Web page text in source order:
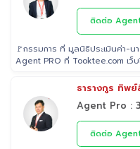
ติดต่อ
🚩กรรมการ ที่ มูลนิธิประเมินค่า-นายหน้าแห่ง
Agent PRO ที่ Tooktee.com เว็
อสังหาริมทรัพย์ไทย 🚩 Property Consultant ที่ Tooktee ขาย-ซื้อ บ้าน
มือสอง อสังหาริมทรัพย์ กรุงเทพและปริมณฑล 🚩 อ
หน้า อสังหาริมทรัพย์ 🚩 อดีต Sale นายหน้าอสังหาริมทรัพย์ ที่ RE/MAX
และ ERA
ธารางกูร ทิพ
Agent Pro :
ติดต่อ